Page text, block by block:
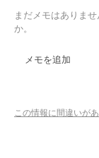
まだメモはありま
か。
メモを追加
この情報に間違いが